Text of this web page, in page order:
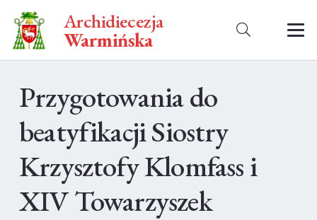
Archidiecezja
Warmińska
Przygotowania do
beatyfikacji Siostry
Krzysztofy Klomfass i
XIV Towarzyszek